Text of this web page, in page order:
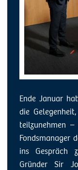
Ende Januar
die
teilzunehmen
Fondsmanager
ins Gespräch
Gründer Sir